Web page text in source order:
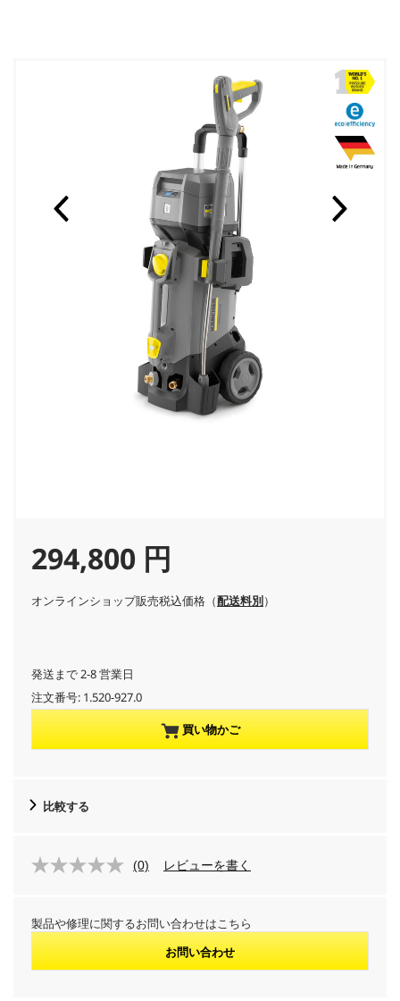
C
u
r
e
n
r
d
u
294,800 円
オンラインショップ販売税込価格（配送料別）
発送まで 2-8 営業日
注文番号: 1.520-927.0
買い物かご
比較する
(0) レビューを書く
製品や修理に関するお問い合わせはこちら
お問い合わせ